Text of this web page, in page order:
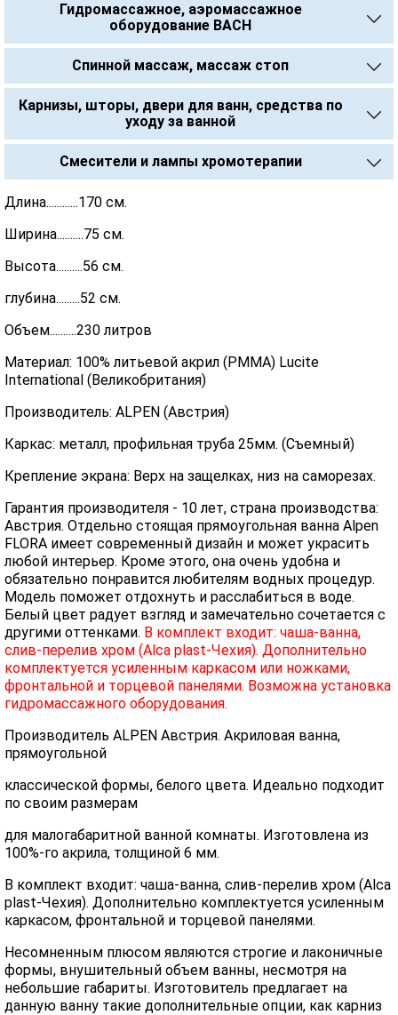
Гидромассажное, аэромассажное
оборудование BACH
Спинной массаж, массаж стоп
Карнизы, шторы, двери для ванн, средства по
уходу за ванной
Смесители и лампы хромотерапии
Длина............170 см.
Ширина..........75 см.
Высота..........56 см.
глубина.........52 см.
Объем..........230 литров
Материал: 100% литьевой акрил (PMMA) Lucite
International (Великобритания)
Производитель: ALPEN (Австрия)
Каркас: металл, профильная труба 25мм. (Съемный)
Крепление экрана: Верх на защелках, низ на саморезах.
Гарантия производителя - 10 лет, страна производства:
Австрия. Отдельно стоящая прямоугольная ванна Alpen
FLORA имеет современный дизайн и может украсить
любой интерьер. Кроме этого, она очень удобна и
обязательно понравится любителям водных процедур.
Модель поможет отдохнуть и расслабиться в воде.
Белый цвет радует взгляд и замечательно сочетается с
другими оттенками. В комплект входит: чаша-ванна,
слив-перелив хром (Alca plast-Чехия). Дополнительно
комплектуется усиленным каркасом или ножками,
фронтальной и торцевой панелями. Возможна установка
гидромассажного оборудования.
Производитель ALPEN Австрия. Акриловая ванна,
прямоугольной
классической формы, белого цвета. Идеально подходит
по своим размерам
для малогабаритной ванной комнаты. Изготовлена из
100%-го акрила, толщиной 6 мм.
В комплект входит: чаша-ванна, слив-перелив хром (Alca
plast-Чехия). Дополнительно комплектуется усиленным
каркасом, фронтальной и торцевой панелями.
Несомненным плюсом являются строгие и лаконичные
формы, внушительный объем ванны, несмотря на
небольшие габариты. Изготовитель предлагает на
данную ванну такие дополнительные опции, как карниз